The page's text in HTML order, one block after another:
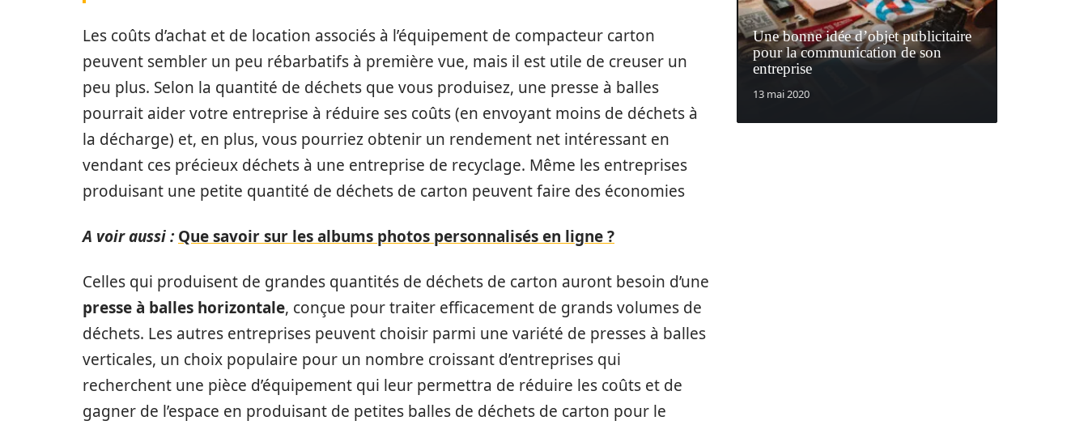
Les coûts d’achat et de location associés à l’équipement de compacteur carton
peuvent sembler un peu rébarbatifs à première vue, mais il est utile de creuser un
peu plus. Selon la quantité de déchets que vous produisez, une presse à balles
pourrait aider votre entreprise à réduire ses coûts (en envoyant moins de déchets à
la décharge) et, en plus, vous pourriez obtenir un rendement net intéressant en
vendant ces précieux déchets à une entreprise de recyclage. Même les entreprises
produisant une petite quantité de déchets de carton peuvent faire des économies
A voir aussi : Que savoir sur les albums photos personnalisés en ligne ?
Celles qui produisent de grandes quantités de déchets de carton auront besoin d’une
presse à balles horizontale, conçue pour traiter efficacement de grands volumes de
déchets. Les autres entreprises peuvent choisir parmi une variété de presses à balles
verticales, un choix populaire pour un nombre croissant d’entreprises qui
recherchent une pièce d’équipement qui leur permettra de réduire les coûts et de
gagner de l’espace en produisant de petites balles de déchets de carton pour le
Une bonne idée d’objet publicitaire
pour la communication de son
entreprise
13 mai 2020